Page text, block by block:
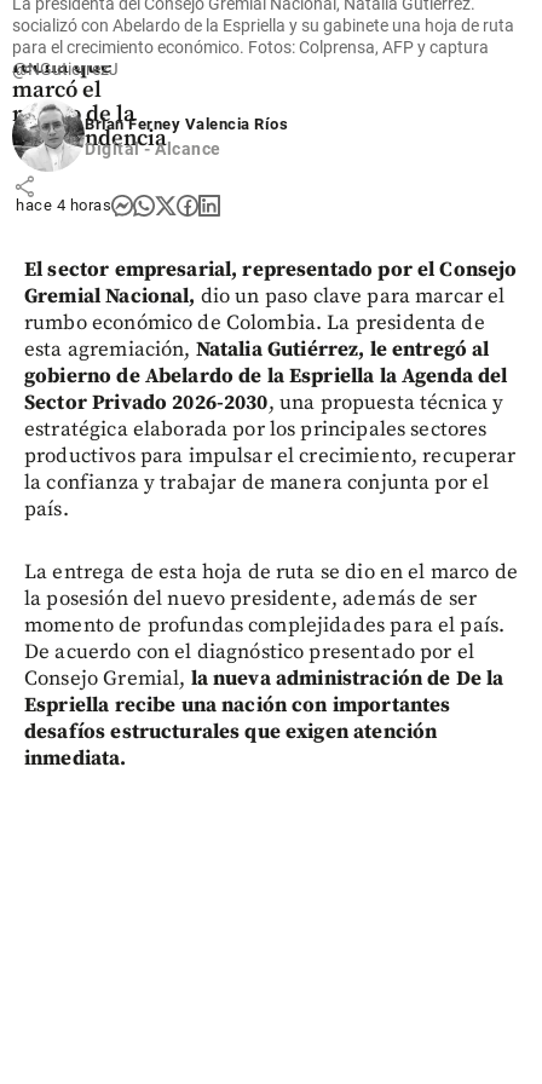
agosto en
Colombia? La
fecha que
marcó el
rumbo de la
Independencia
share
La presidenta del Consejo Gremial Nacional, Natalia Gutiérrez.
socializó con Abelardo de la Espriella y su gabinete una hoja de ruta
para el crecimiento económico. Fotos: Colprensa, AFP y captura
@NGutierrezJ
Brian Ferney Valencia Ríos
Digital - Alcance
hace 4 horas
El sector empresarial, representado por el Consejo
Gremial Nacional, dio un paso clave para marcar el
rumbo económico de Colombia. La presidenta de
esta agremiación, Natalia Gutiérrez, le entregó al
gobierno de Abelardo de la Espriella la Agenda del
Sector Privado 2026-2030, una propuesta técnica y
estratégica elaborada por los principales sectores
productivos para impulsar el crecimiento, recuperar
la confianza y trabajar de manera conjunta por el
país.
La entrega de esta hoja de ruta se dio en el marco de
la posesión del nuevo presidente, además de ser
momento de profundas complejidades para el país.
De acuerdo con el diagnóstico presentado por el
Consejo Gremial, la nueva administración de De la
Espriella recibe una nación con importantes
desafíos estructurales que exigen atención
inmediata.